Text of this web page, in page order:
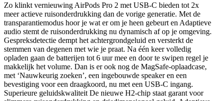
Zo klinkt vernieuwing AirPods Pro 2 met USB‑C bieden tot 2x
meer actieve ruisonderdrukking dan de vorige generatie. Met de
transparantie­modus hoor je wat er om je heen gebeurt en Adaptieve
audio stemt de ruisonderdrukking nu dynamisch af op je omgeving.
Gespreksdetectie dempt het achtergrondgeluid en versterkt de
stemmen van degenen met wie je praat. Na één keer volledig
opladen gaan de batterijen tot 6 uur mee en door te swipen regel je
makkelijk het volume. Dan is er ook nog de MagSafe‑oplaadcase,
met ‘Nauwkeurig zoeken’, een ingebouwde speaker en een
bevestiging voor een draagkoord, nu met een USB-C ingang.
Superieure geluidskwaliteit De nieuwe H2-chip staat garant voor